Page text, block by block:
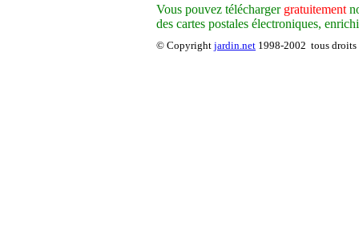
Vous pouvez télécharger gratuitement
des cartes postales électroniques,
© Copyright jardin.net 1998-2002 tous droits